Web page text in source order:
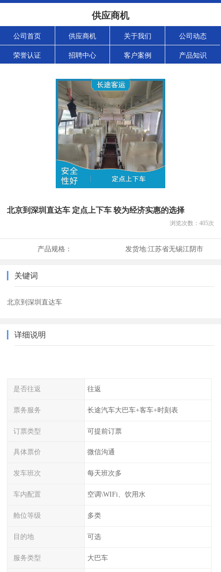
供应商机
公司首页 供应商机 关于我们 公司动态
荣誉认证 招聘中心 客户案例 产品知识
北京到深圳直达车 定点上下车 较为经济实惠的选择
浏览次数： 405次
产品规格： 发货地:江苏省无锡江阴市
关键词
北京到深圳直达车
详细说明
是否往返 往返
票务服务 长途汽车大巴车+客车+时刻表
订票类型 可提前订票
具体票价 微信沟通
发车班次 每天班次多
车内配置 空调\WIFi、饮用水
舱位等级 多类
目的地 可选
服务类型 大巴车